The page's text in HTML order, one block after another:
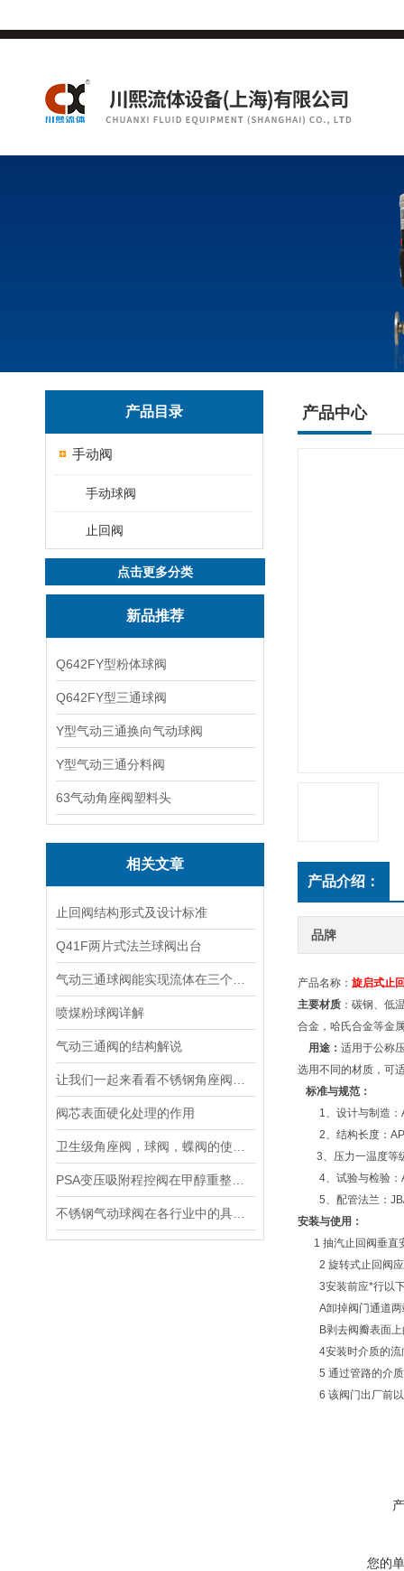
产品目录
手动阀
手动球阀
止回阀
点击更多分类
新品推荐
Q642FY型粉体球阀
Q642FY型三通球阀
Y型气动三通换向气动球阀
Y型气动三通分料阀
63气动角座阀塑料头
相关文章
止回阀结构形式及设计标准
Q41F两片式法兰球阀出台
喷煤粉球阀详解
气动三通阀的结构解说
阀芯表面硬化处理的作用
产品中心
产品介绍：
品牌
产品名称： 旋启式止
主要材质 ：碳钢、低
合金，哈氏合金等金
用途： 适用于公称
选用不同的材质，可
标准与规范：
1、设计与制造：
2、结构长度：
3、压力一温度等
4、试验与检验：
5、配管法兰：JB/
安装与使用：
1 抽汽止回阀垂直
2 旋转式止回阀应
3安装前应*行以
A卸掉阀门通道两
B剥去阀瓣表面上
4安装时介质的流
5 通过管路的介质
6 该阀门出厂前以
您的